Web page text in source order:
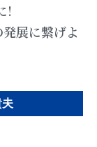
!
展に繋げよ